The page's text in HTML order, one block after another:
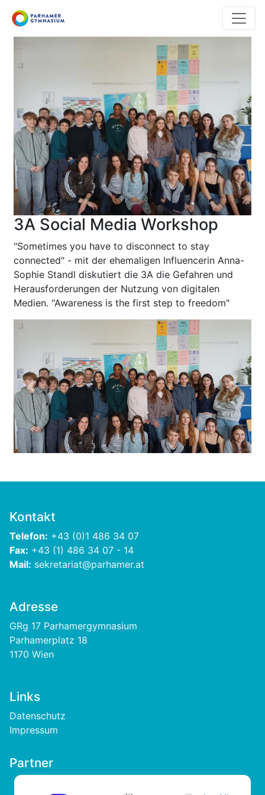
Direkt
zum
Inhalt
3A Social Media Workshop
"Sometimes you have to disconnect to stay
connected" - mit der ehemaligen Influencerin Anna-
Sophie Standl diskutiert die 3A die Gefahren und
Herausforderungen der Nutzung von digitalen
Medien. "Awareness is the first step to freedom"
Previous Next
Kontakt
Telefon: +43 (0)1 486 34 07
Fax: +43 (1) 486 34 07 - 14
Mail: sekretariat@parhamer.at
Adresse
GRg 17 Parhamergymnasium
Parhamerplatz 18
1170 Wien
Links
Footer
Datenschutz
Impressum
Partner